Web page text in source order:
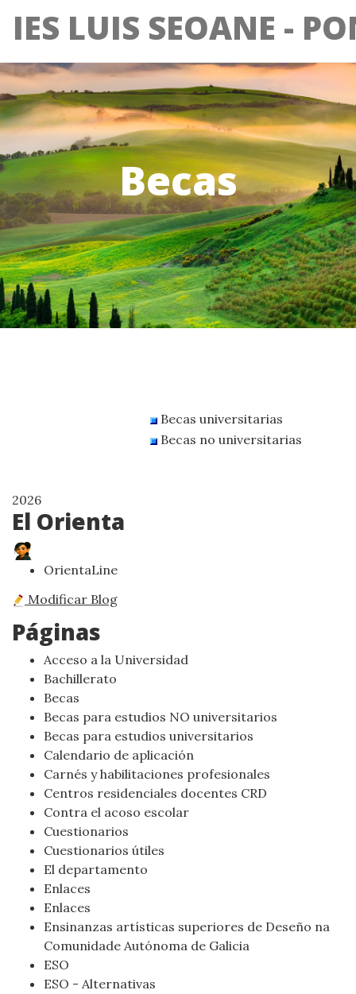
IES LUIS SEOANE -
Becas
Becas universitarias
Becas no universitarias
2026
El Orienta
OrientaLine
Modificar Blog
Páginas
Acceso a la Universidad
Bachillerato
Becas
Becas para estudios NO universitarios
Becas para estudios universitarios
Calendario de aplicación
Carnés y habilitaciones profesionales
Centros residenciales docentes CRD
Contra el acoso escolar
Cuestionarios
Cuestionarios útiles
El departamento
Enlaces
Enlaces
Ensinanzas artísticas superiores de Deseño na
Comunidade Autónoma de Galicia
ESO
ESO - Alternativas